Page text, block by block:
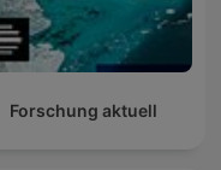
Forschung aktuell